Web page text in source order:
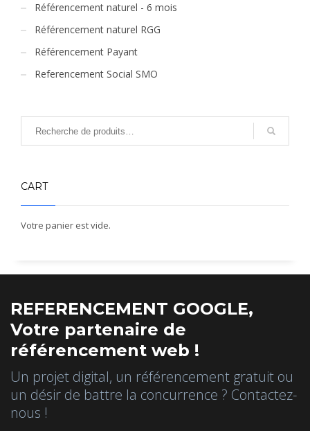
Référencement naturel - 6 mois
Référencement naturel RGG
Référencement Payant
Referencement Social SMO
CART
Votre panier est vide.
REFERENCEMENT GOOGLE,
Votre partenaire de
référencement web !
Un projet digital, un référencement gratuit ou
un désir de battre la concurrence ? Contactez-
nous !